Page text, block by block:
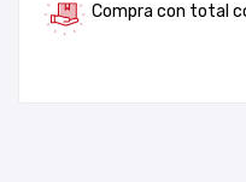
Compra con total